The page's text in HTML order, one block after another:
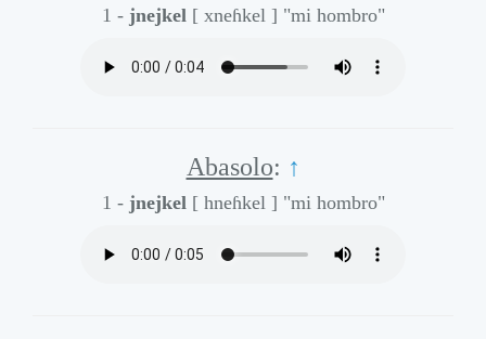
1 - jnejkel [ xneɦkel ] "mi hombro"
Abasolo: ↑
1 - jnejkel [ hneɦkel ] "mi hombro"